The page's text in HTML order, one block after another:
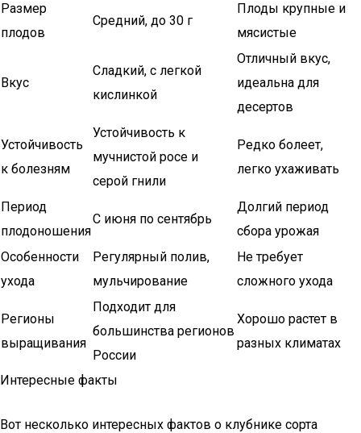
Размер
плодов
Средний, до 30 г
Плоды крупные и
мясистые
Вкус
Сладкий, с легкой
кислинкой
Отличный вкус,
идеальна для
десертов
Устойчивость
к болезням
Устойчивость к
мучнистой росе и
серой гнили
Редко болеет,
легко ухаживать
Период
плодоношения
С июня по сентябрь
Долгий период
сбора урожая
Особенности
ухода
Регулярный полив,
мульчирование
Не требует
сложного ухода
Регионы
выращивания
Подходит для
большинства регионов
России
Хорошо растет в
разных климатах
Интересные факты
Вот несколько интересных фактов о клубнике сорта